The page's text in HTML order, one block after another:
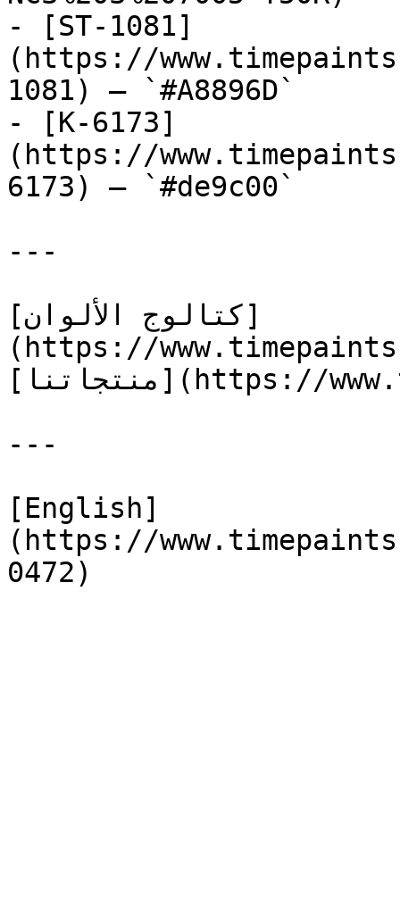
- [ST-1081]
(https://
1081) — `#A8896D`
- [K-6173]
(https://
6173) — `#de9c00`
---
[كتالوج الألوان]
(https://
[منتجاتنا](https://www.timepaints.com/ar/products)
---
[English]
(https://
0472)